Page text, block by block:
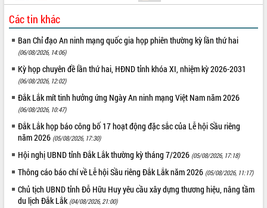
THỐNG KÊ TRUY CẬP
Hôm nay:
25333
Tất cả:
66001475
Các tin khác
Ban Chỉ đạo An ninh mạng quốc gia họp phiên thường kỳ lần thứ hai
(06/08/2026, 14:06)
Kỳ họp chuyên đề lần thứ hai, HĐND tỉnh khóa XI, nhiệm kỳ 2026-2031
(06/08/2026, 12:02)
Đắk Lắk mít tinh hưởng ứng Ngày An ninh mạng Việt Nam năm 2026
(06/08/2026, 10:47)
Đắk Lắk họp báo công bố 17 hoạt động đặc sắc của Lễ hội Sầu riêng
năm 2026 (05/08/2026, 17:30)
Hội nghị UBND tỉnh Đắk Lắk thường kỳ tháng 7/2026 (05/08/2026, 17:18)
Thông cáo báo chí về Lễ hội Sầu riêng Đắk Lắk năm 2026 (05/08/2026, 11:17)
Chủ tịch UBND tỉnh Đỗ Hữu Huy yêu cầu xây dựng thương hiệu, nâng tầm
du lịch Đắk Lắk (04/08/2026, 21:00)